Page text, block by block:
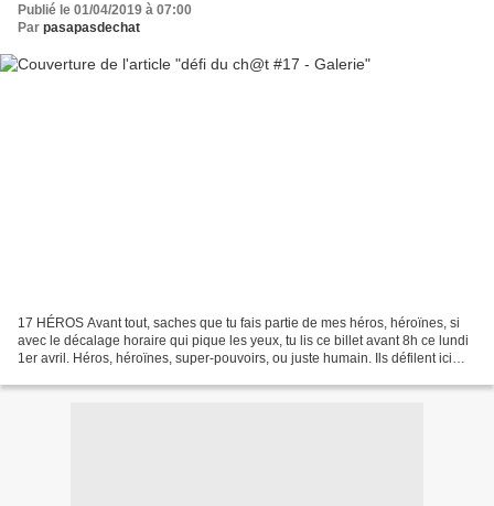
Publié le 01/04/2019 à 07:00
Par pasapasdechat
17 HÉROS Avant tout, saches que tu fais partie de mes héros, héroïnes, si
avec le décalage horaire qui pique les yeux, tu lis ce billet avant 8h ce lundi
1er avril. Héros, héroïnes, super-pouvoirs, ou juste humain. Ils défilent ici